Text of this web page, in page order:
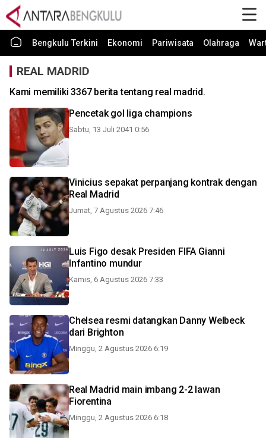
Bengkulu Terkini Ekonomi Pariwisata Olahraga
REAL MADRID
Kami memiliki 3367 berita tentang real madrid.
Pencetak gol liga champions
Sabtu, 13 Juli 2041 0:56
Vinicius sepakat perpanjang kontrak dengan
Real Madrid
Jumat, 7 Agustus 2026 7:46
Luis Figo desak Presiden FIFA Gianni
Infantino mundur
Kamis, 6 Agustus 2026 7:33
Chelsea resmi datangkan Danny Welbeck
dari Brighton
Minggu, 2 Agustus 2026 6:19
Real Madrid main imbang 2-2 lawan
Fiorentina
Minggu, 2 Agustus 2026 6:18